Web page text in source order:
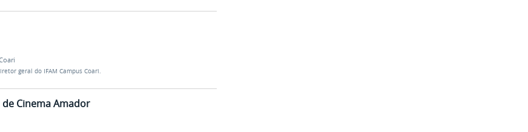
geral do IFAM Campus Coari.
de Cinema Amador